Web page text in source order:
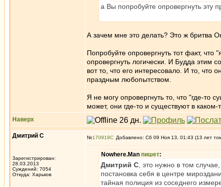
а Вы попробуйте опровергнуть эту
А зачем мне это делать? Это ж бритва
Попробуйте опровергнуть тот факт, что
опровергнуть логически. И Будда этим
вот то, что его интересовало. И то, что
праздным любопытством.
Я не могу опровергнуть то, что "где-то
может, они где-то и существуют в
Наверх
Дмитрий С
Зарегистрирован:
28.03.2013
Суждений: 7054
Откуда: Харьков
№170919 Добавлено: Сб 09 Ноя 13, 01:43 (13 лет
Nowhere.Man пишет:
Дмитрий С , это нужно в том
постановка себя в центре
тайная полиция из соседнего